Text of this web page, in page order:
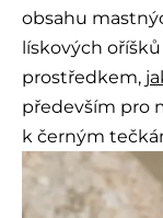
obsahu
lískových
prostředkem,
především pro
k černým